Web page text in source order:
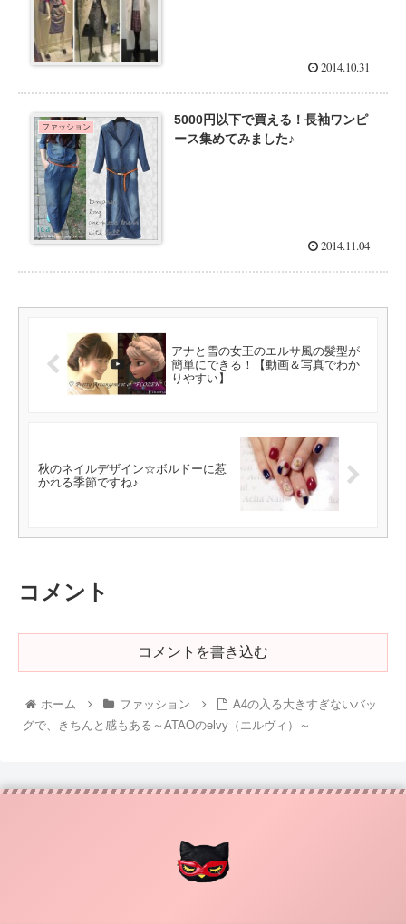
2014.10.31
ファッション
5000円以下で買える！長袖ワンピ
ース集めてみました♪
2014.11.04
アナと雪の女王のエルサ風の髪型が
簡単にできる！【動画＆写真でわか
りやすい】
秋のネイルデザイン☆ボルドーに惹
かれる季節ですね♪
コメント
コメントを書き込む
ホーム ファッション
A4の入る大きすぎないバッ
グで、きちんと感もある～ATAOのelvy（エルヴィ）～